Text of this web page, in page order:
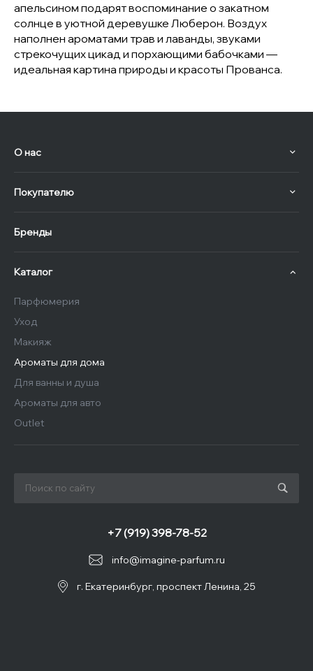
апельсином подарят воспоминание о закатном
солнце в уютной деревушке Люберон. Воздух
наполнен ароматами трав и лаванды, звуками
стрекочущих цикад и порхающими бабочками —
идеальная картина природы и красоты Прованса.
О нас
Покупателю
Бренды
Каталог
Парфюмерия
Уход
Макияж
Ароматы для дома
Для ванны и душа
Ароматы для авто
Outlet
info@imagine-parfum.ru
+7 (919) 398-78-52
г. Екатеринбург, проспект Ленина, 25